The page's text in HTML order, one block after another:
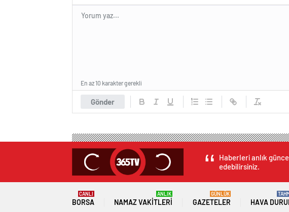
Gönder
En az 10 karakter gerekli
Haberleri anlık
edebilirsiniz.
BORSA
CANLI
NAMAZ VAKITLERI
ANLIK
GAZETELER
GÜNLÜK
HAVA